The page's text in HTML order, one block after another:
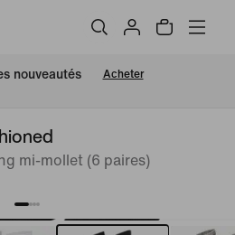
nouveautés Acheter
mi-mollet (6 paires)